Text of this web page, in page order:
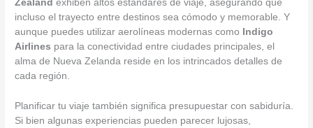
Zealand exhiben altos estándares de viaje, asegurando que
incluso el trayecto entre destinos sea cómodo y memorable. Y
aunque puedes utilizar aerolíneas modernas como
Indigo
Airlines para la conectividad entre ciudades principales, el
alma de Nueva Zelanda reside en los intrincados detalles de
cada región.
Planificar tu viaje también significa presupuestar con sabiduría.
Si bien algunas experiencias pueden parecer lujosas,